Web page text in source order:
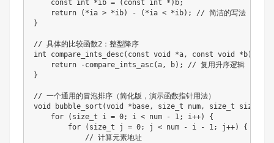
const int *ib = ( const int * ) b;
return
( *ia > *ib) - ( *ia < *ib) ;
// 简洁的写法
}
// 具体的比较函数2：整型降序
int
compare_ints_desc( const void *a , const void * b)
return
-compare_ints_asc(a , b) ;
// 复用升序逻辑
}
// 一个通用的冒泡排序（简化版，演示函数指针用法）
void
bubble_sort (void * base , size_t num , size_t size
for
( size_t i = 0; i < num - 1 ; i++)
{
for
( size_t j = 0; j < num - i - 1 ; j++)
{
// 计算元素地址